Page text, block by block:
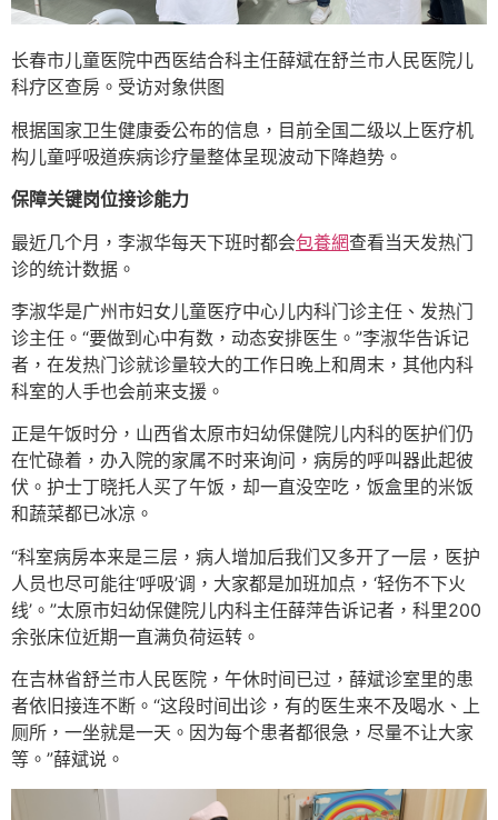
长春市儿童医院中西医结合科主任薛斌在舒兰市人民医院儿
科疗区查房。受访对象供图
根据国家卫生健康委公布的信息，目前全国二级以上医疗机
构儿童呼吸道疾病诊疗量整体呈现波动下降趋势。
保障关键岗位接诊能力
最近几个月，李淑华每天下班时都会包養網查看当天发热门
诊的统计数据。
李淑华是广州市妇女儿童医疗中心儿内科门诊主任、发热门
诊主任。“要做到心中有数，动态安排医生。”李淑华告诉记
者，在发热门诊就诊量较大的工作日晚上和周末，其他内科
科室的人手也会前来支援。
正是午饭时分，山西省太原市妇幼保健院儿内科的医护们仍
在忙碌着，办入院的家属不时来询问，病房的呼叫器此起彼
伏。护士丁晓托人买了午饭，却一直没空吃，饭盒里的米饭
和蔬菜都已冰凉。
“科室病房本来是三层，病人增加后我们又多开了一层，医护
人员也尽可能往‘呼吸’调，大家都是加班加点，‘轻伤不下火
线’。”太原市妇幼保健院儿内科主任薛萍告诉记者，科里200
余张床位近期一直满负荷运转。
在吉林省舒兰市人民医院，午休时间已过，薛斌诊室里的患
者依旧接连不断。“这段时间出诊，有的医生来不及喝水、上
厕所，一坐就是一天。因为每个患者都很急，尽量不让大家
等。”薛斌说。